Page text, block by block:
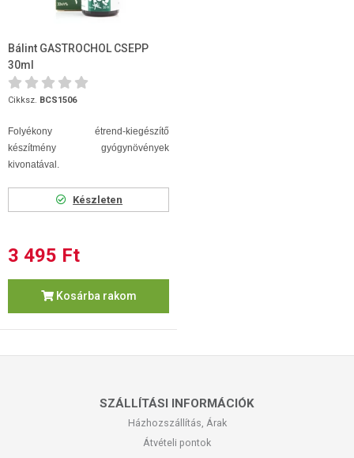
Bálint GASTROCHOL CSEPP
30ml
Cikksz. BCS1506
Folyékony étrend-kiegészítő
készítmény gyógynövények
kivonatával.
Készleten
3 495 Ft
Kosárba rakom
SZÁLLÍTÁSI INFORMÁCIÓK
Házhozszállítás, Árak
Átvételi pontok